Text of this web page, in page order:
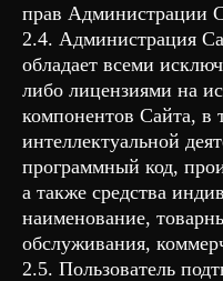
прав Администрации
2.4. Администрация
обладает всеми
либо лицензиями на
компонентов Сайта, в
интеллектуальной
программный код,
а также средства
наименование,
обслуживания,
2.5. Пользователь